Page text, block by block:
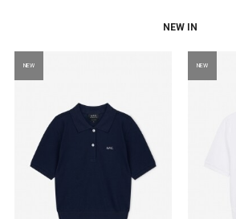
NEW IN
NEW NEW